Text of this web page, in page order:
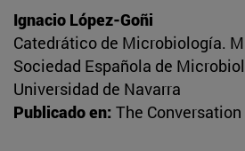
Ignacio López-Goñi
Catedrático de Microbiología.
Sociedad Española de
Universidad de Navarra
Publicado en: The Conversation